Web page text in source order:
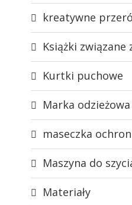
kreatywne
Książki
Kurtki puchowe
Marka odzieżowa
maseczka
Maszyna do
Materiały